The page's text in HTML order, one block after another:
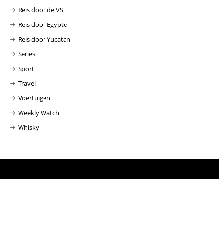
Reis door de VS
Reis door Egypte
Reis door Yucatan
Series
Sport
Travel
Voertuigen
Weekly Watch
Whisky